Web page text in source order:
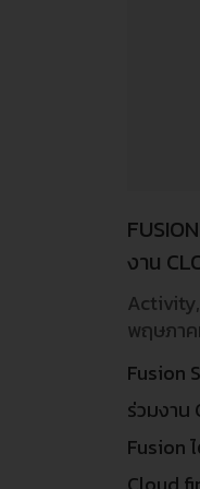
งาน
Activity,
พฤษภา
Fusion
ร่วมงาน
Fusion